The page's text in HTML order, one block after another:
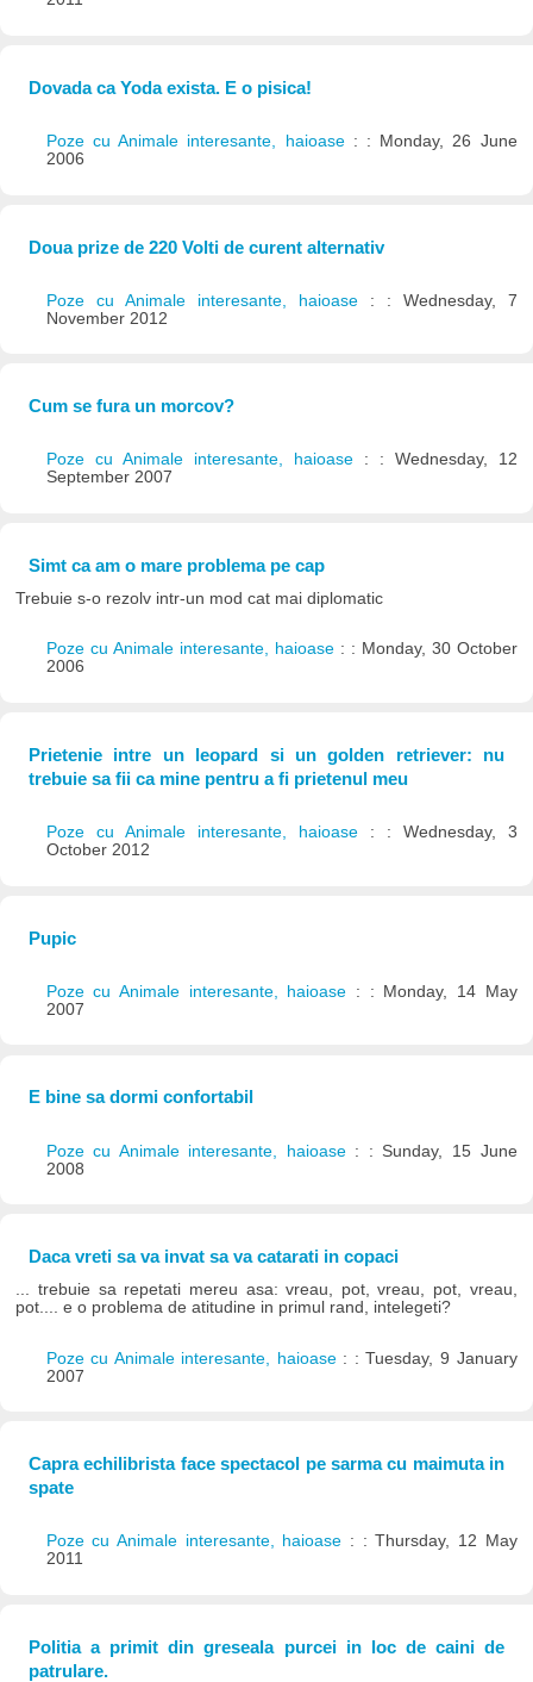
Dovada ca Yoda exista. E o pisica!
Poze cu Animale interesante, haioase : : Monday, 26 June
2006
Doua prize de 220 Volti de curent alternativ
Poze cu Animale interesante, haioase : : Wednesday, 7
November 2012
Cum se fura un morcov?
Poze cu Animale interesante, haioase : : Wednesday, 12
September 2007
Simt ca am o mare problema pe cap
Trebuie s-o rezolv intr-un mod cat mai diplomatic
Poze cu Animale interesante, haioase : : Monday, 30 October
2006
Prietenie intre un leopard si un golden retriever: nu
trebuie sa fii ca mine pentru a fi prietenul meu
Poze cu Animale interesante, haioase : : Wednesday, 3
October 2012
Pupic
Poze cu Animale interesante, haioase : : Monday, 14 May
2007
E bine sa dormi confortabil
Poze cu Animale interesante, haioase : : Sunday, 15 June
2008
Daca vreti sa va invat sa va catarati in copaci
... trebuie sa repetati mereu asa: vreau, pot, vreau, pot, vreau,
pot.... e o problema de atitudine in primul rand, intelegeti?
Poze cu Animale interesante, haioase : : Tuesday, 9 January
2007
Capra echilibrista face spectacol pe sarma cu maimuta in
spate
Poze cu Animale interesante, haioase : : Thursday, 12 May
2011
Politia a primit din greseala purcei in loc de caini de
patrulare.